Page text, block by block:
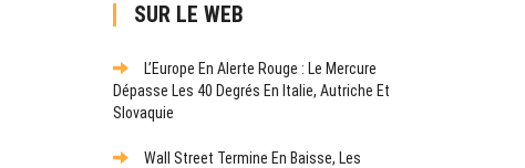
SUR LE WEB
L’Europe En Alerte Rouge : Le Mercure
Dépasse Les 40 Degrés En Italie, Autriche Et
Slovaquie
Wall Street Termine En Baisse, Les